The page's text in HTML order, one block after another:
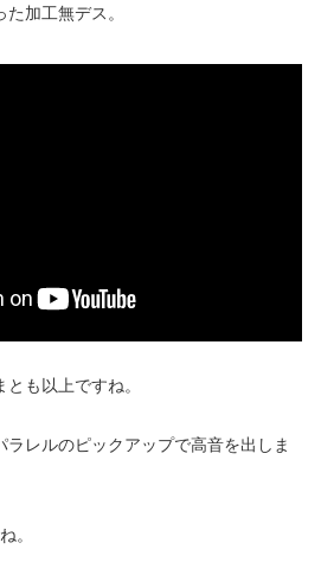
加工無デス。
も以上ですね。
レルのピックアップで高音を出しま
。